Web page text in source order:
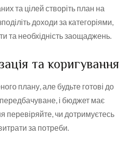
та цілей створіть план на
доходи за категоріями,
та необхідність заощаджень.
та коригування
плану, але будьте готові до
і бюджет має
перевіряйте, чи дотримуєтесь
за потреби.